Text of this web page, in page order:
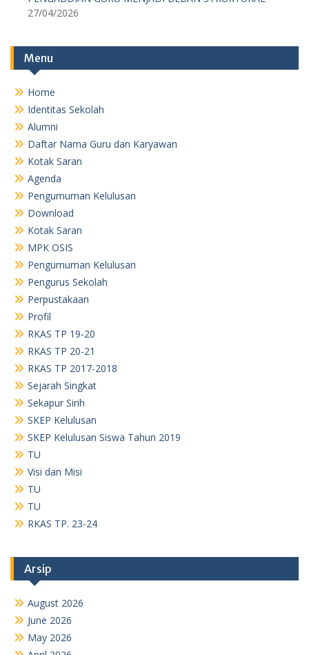
Identitas Sekolah
Alumni
Kotak Saran
Agenda
Pengumuman Kelulusan
Download
Kotak Saran
MPK OSIS
Pengumuman Kelulusan
Pengurus Sekolah
RKAS TP 19-20
RKAS TP 20-21
RKAS TP 2017-2018
SKEP Kelulusan Siswa Tahun 2019
TU
Visi dan Misi
RKAS TP. 23-24
Arsip
June 2026
May 2026
March 2026
February 2026
January 2026